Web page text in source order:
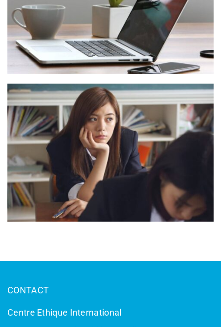
VIX NOVUM
Language,Marketing
NOVUM INERMIS
Language
CONTACT
Centre Ethique International